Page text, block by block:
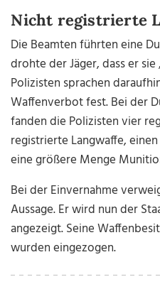
Nicht registrierte
Die Beamten führten eine
drohte der Jäger, dass er
Polizisten sprachen
Waffenverbot fest. Bei der
fanden die Polizisten vier
registrierte Langwaffe,
eine größere Menge
Bei der Einvernahme
Aussage. Er wird nun der
angezeigt. Seine
wurden eingezogen.